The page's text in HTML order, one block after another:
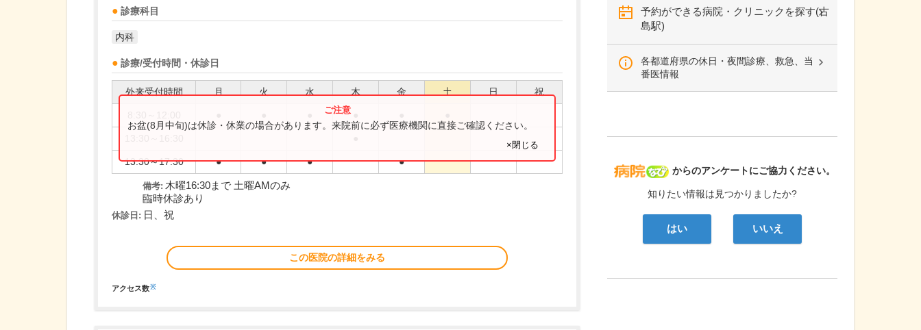
診療科目
内科
診療/受付時間・休診日
外来受付時間 月 火 水 木 金 土 日 祝
13:30～17:30 ● ● ● ●
お盆(8月中旬)は休診・休業の場合があります。来院前に必ず医療機関に直接ご確認ください。
×閉じる
備考: 木曜16:30まで 土曜AMのみ
臨時休診あり
休診日: 日、祝
この医院の詳細をみる
アクセス数※
予約ができる病院・クリニックを探す(古
島駅)
各都道府県の休日・夜間診療、救急、当
番医情報
病院なび
からのアンケートにご協力ください。
知りたい情報は見つかりましたか?
はい いいえ